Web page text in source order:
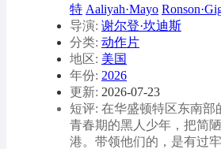
特 Aaliyah·Mayo
导演: 谢尔登·坎迪斯
分类: 动作片
地区: 美国
年份: 2026
更新: 2026-07-23
短评: 在华盛顿特区东南部
青春期的黑人少年，把简
港。带领他们的，是有过